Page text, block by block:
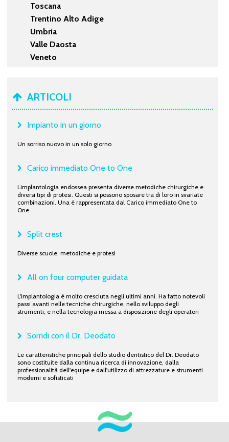
Toscana
Trentino Alto Adige
Umbria
Valle Daosta
Veneto
ARTICOLI
Impianto in un giorno
Un sorriso nuovo in un solo giorno
Carico immediato One to One
Limplantologia endossea presenta diverse metodiche chirurgiche e
diversi tipi di protesi. Questi si possono sposare tra di loro in svariate
combinazioni. Una è rappresentata dal Carico immediato One to
One
Split crest
Diverse scuole, metodiche e protesi
All on four computer guidata
L'implantologia è molto cresciuta negli ultimi anni. Ha fatto notevoli
passi avanti nelle tecniche chirurgiche, nello sviluppo degli
strumenti, e nella tecnologia messa a disposizione degli operatori
Sorridi con il Dr. Deodato
Le caratteristiche principali dello studio dentistico del Dr. Deodato
sono costituite dalla continua ricerca di innovazione, dalla
professionalità dell'equipe e dall'utilizzo di attrezzature e strumenti
moderni e sofisticati